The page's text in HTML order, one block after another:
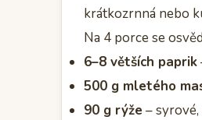
krátkozrnná nebo
Na 4 porce se
6–8 větších paprik
500 g mletého
90 g rýže –